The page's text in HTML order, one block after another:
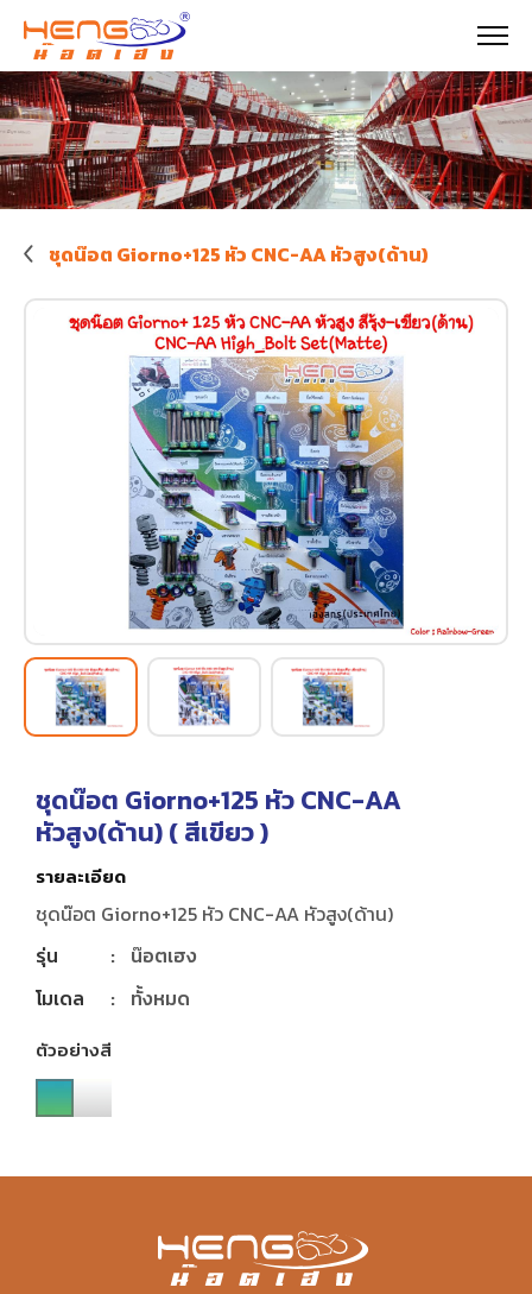
ชุดน๊อต Giorno+125 หัว CNC-AA หัวสูง(ด้าน)
ชุดน๊อต Giorno+125 หัว CNC-AA
หัวสูง(ด้าน) (สีเขียว)
รายละเอียด
ชุดน๊อต Giorno+125 หัว CNC-AA หัวสูง(ด้าน)
รุ่น
: น๊อตเฮง
โมเดล
: ทั้งหมด
ตัวอย่างสี